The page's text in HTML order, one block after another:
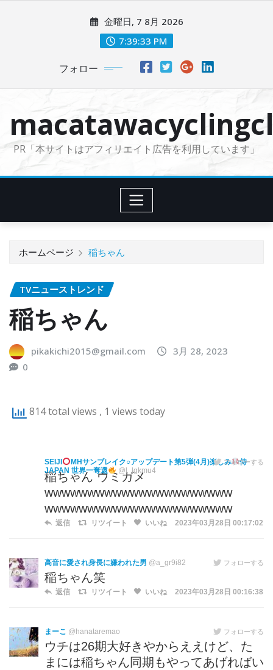
に
金曜日, 7 8月 2026
7:39:34 PM
フォロー
PR「本サイトはアフィリエイト広告を利用しています」
ホームページ 稲ちゃん
TVニューストレンド
稲ちゃん
pikakichi2015@gmail.com
3月 28, 2023
0
814 total views , 1 views today
SEIJI MHサンブレイク○アップデート第5弾(4月)楽しみ
侍
JAPAN 世界一奪還
@l_lgkmu4
フォローする
稲ちゃん ウミガメ
wwwwwwwwwwwwwwwwwwwwww
wwwwwwwwwwwwwwwwwwwwww
返信 リツイート いいね 2023年03月28日 00:17:02
高音に愛され身長に嫌われた男 @a_gr9i82 フォローする
稲ちゃん笑
返信 リツイート いいね 2023年03月28日 00:16:38
まーこ @hanataremao フォローする
ウチは26期大好きやからええけど、た
まには稲ちゃん同期もやってあげればい